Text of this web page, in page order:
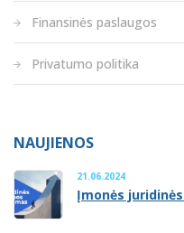
Finansinės paslaugos
Privatumo politika
NAUJIENOS
21.06.2024
Įmonės